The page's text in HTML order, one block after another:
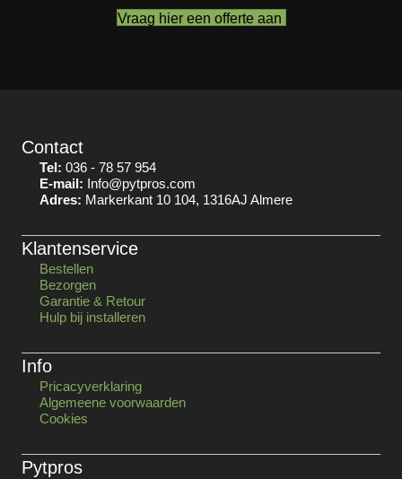
Vraag hier een offerte aan
Contact
Tel: 036 - 78 57 954
E-mail: Info@pytpros.com
Adres: Markerkant 10 104, 1316AJ Almere
Klantenservice
Bestellen
Bezorgen
Garantie & Retour
Hulp bij installeren
Info
Pricacyverklaring
Algemeene voorwaarden
Cookies
Pytpros